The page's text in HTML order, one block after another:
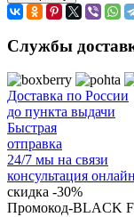
Службы
Доставка по России
до пункта выдачи
Быстрая
отправка
24/7 мы на связи
консультация онлайн
скидка -30%
Промокод-BLACK